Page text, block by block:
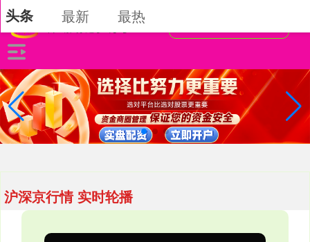
沪深京行情 实时轮播
头条 最新 最热